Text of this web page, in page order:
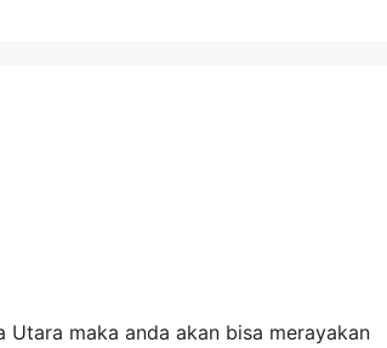
maka anda akan bisa merayakan